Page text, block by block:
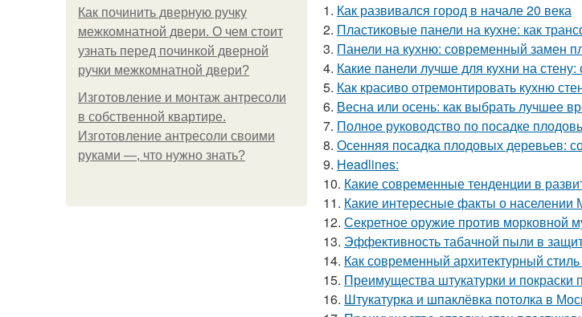
Как починить дверную ручку
межкомнатной двери. О чем стоит
узнать перед починкой дверной
ручки межкомнатной двери?
Изготовление и монтаж антресоли
в собственной квартире.
Изготовление антресоли своими
руками —, что нужно знать?
1. Как развивался город в начале 20 века
2. Пластиковые панели на кухне: как
3. Панели на кухню: современный замен
4. Какие панели лучше для кухни на
5. Как красиво отремонтировать кухню
6. Весна или осень: как выбрать лучшее
7. Полное руководство по посадке
8. Осенняя посадка плодовых деревьев:
9. Headlines:
10. Какие современные тенденции в
11. Какие интересные факты о населении
12. Секретное оружие против
13. Эффективность табачной пыли в
14. Как современный архитектурный
15. Преимущества штукатурки и
16. Штукатурка и шпаклёвка потолка в